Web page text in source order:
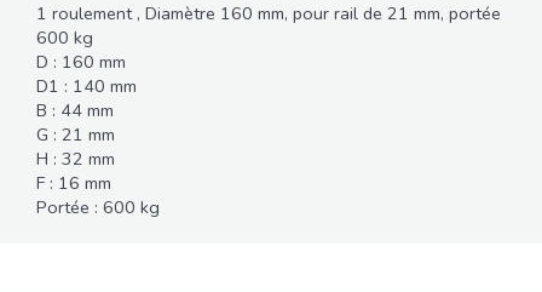
1 roulement , Diamètre 160 mm, pour rail de 21 mm, portée
600 kg
D : 160 mm
D1 : 140 mm
B : 44 mm
G : 21 mm
H : 32 mm
F : 16 mm
Portée : 600 kg